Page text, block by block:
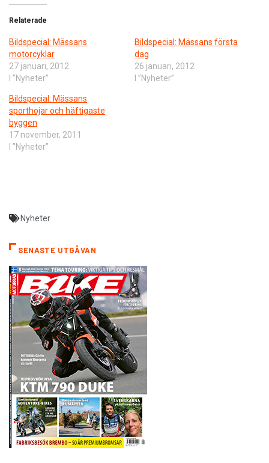
Relaterade
Bildspecial: Mässans
motorcyklar
27 januari, 2012
I ”Nyheter”
Bildspecial: Mässans första
dag
26 januari, 2012
I ”Nyheter”
Bildspecial: Mässans
sporthojar och häftigaste
byggen
17 november, 2011
I ”Nyheter”
Nyheter
SENASTE UTGÅVAN